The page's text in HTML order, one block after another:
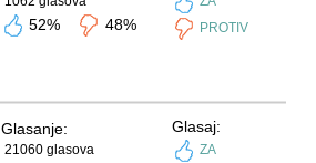
52% 48%
PROTIV
Glasanje:
21060 glasova
Glasaj:
ZA